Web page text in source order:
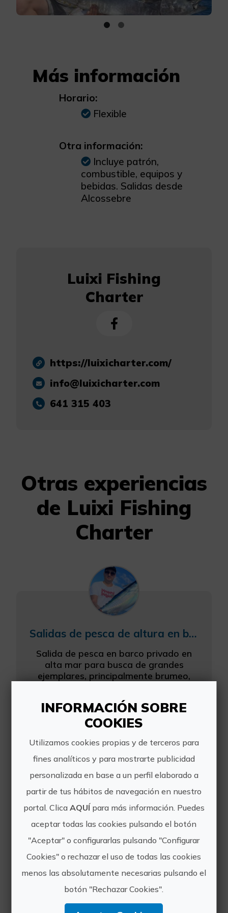
Más información
Horario:
Flexible
Otra información:
Incluye patrón,
combustible, equipos y
bebidas. Salidas desde
Alcossebre
Luixi Fishing
Charter
https://luixicharter.com/
info@luixicharter.com
641 315 403
Otras experiencias
de Luixi Fishing
Charter
Salidas de pesca de altura en barco desde Alcossebre
Salida de pesca en barco privado en
alta mar para busca de grandes
ejemplares, principalmente brumeo,
grandes ejemplares de tunidos y otras
especies, salida de 6...
Excursión de pesca en barco privado a las islas Columbretes
Salidas de pesca a las islas
Columbretes a día completo es una de
nuestras salidas estrella, ya que
solemos encontrar una mayor
actividad en las especies de fondo
pues contamos con diferentes spots
en...
INFORMACIÓN SOBRE
COOKIES
Utilizamos cookies propias y de terceros para
fines analíticos y para mostrarte publicidad
personalizada en base a un perfil elaborado a
partir de tus hábitos de navegación en nuestro
portal. Clica AQUÍ para más información. Puedes
aceptar todas las cookies pulsando el botón
"Aceptar" o configurarlas pulsando "Configurar
Cookies" o rechazar el uso de todas las cookies
menos las absolutamente necesarias pulsando el
botón "Rechazar Cookies".